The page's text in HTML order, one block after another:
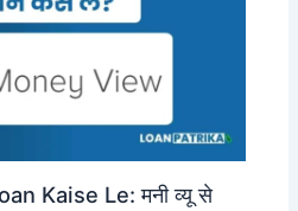
Kaise Le: मनी व्यू से